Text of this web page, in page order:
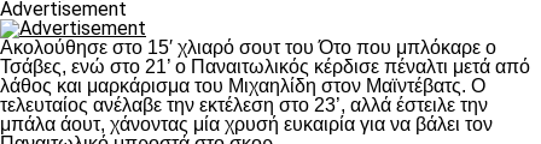
Advertisement
Ακολούθησε στο 15′ χλιαρό σουτ του Ότο που μπλόκαρε ο
Τσάβες, ενώ στο 21’ ο Παναιτωλικός κέρδισε πέναλτι μετά από
λάθος και μαρκάρισμα του Μιχαηλίδη στον Μαϊντέβατς. Ο
τελευταίος ανέλαβε την εκτέλεση στο 23’, αλλά έστειλε την
μπάλα άουτ, χάνοντας μία χρυσή ευκαιρία για να βάλει τον